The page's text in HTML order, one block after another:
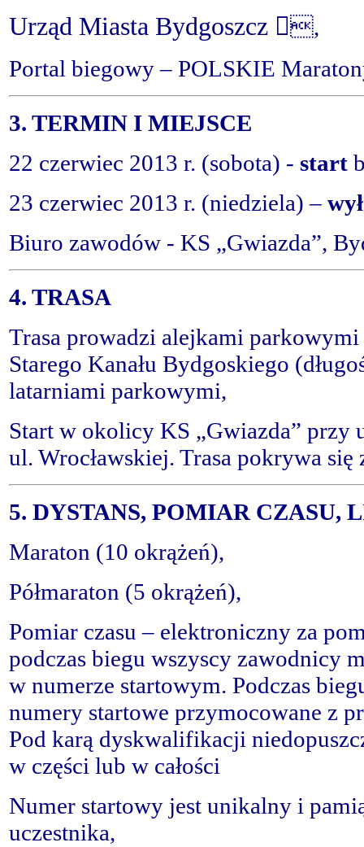
Urząd Miasta Bydgoszcz ,
Portal biegowy – POLSKIE
3. TERMIN I MIEJSCE
22 czerwiec 2013 r. (sobota) - start
23 czerwiec 2013 r. (niedziela) –
Biuro zawodów - KS „Gwiazda”,
4. TRASA
Trasa prowadzi alejkami
Starego Kanału Bydgoskiego
latarniami parkowymi,
Start w okolicy KS „Gwiazda”
ul. Wrocławskiej. Trasa pokrywa się
5. DYSTANS, POMIAR CZASU,
Maraton (10 okrążeń),
Półmaraton (5 okrążeń),
Pomiar czasu – elektroniczny za
podczas biegu wszyscy zawodnicy
w numerze startowym. Podczas
numery startowe przymocowane z
Pod karą dyskwalifikacji
w części lub w całości
Numer startowy jest unikalny i
uczestnika,